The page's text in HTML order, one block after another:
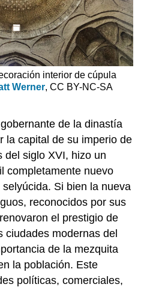
interior de cúpula
Werner, CC BY-NC-SA
de la dinastía
la capital de su imperio de
del siglo XVI, hizo un
completamente nuevo
Si bien la nueva
reconocidos por sus
el prestigio de
ciudades modernas del
de la mezquita
la población. Este
políticas, comerciales,